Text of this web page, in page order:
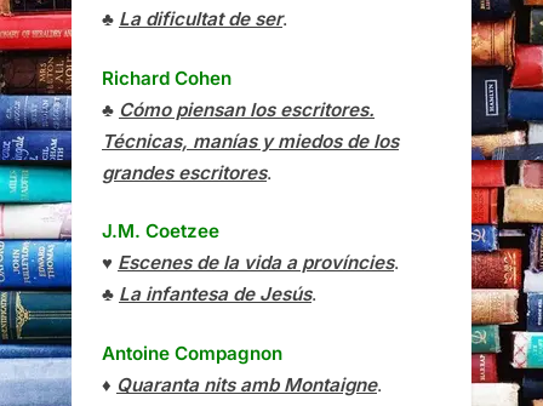
♣ La dificultat de ser.
Richard Cohen
♣ Cómo piensan los escritores.
Técnicas, manías y miedos de los
grandes escritores.
J.M. Coetzee
♥ Escenes de la vida a províncies.
♣ La infantesa de Jesús.
Antoine Compagnon
♦ Quaranta nits amb Montaigne.